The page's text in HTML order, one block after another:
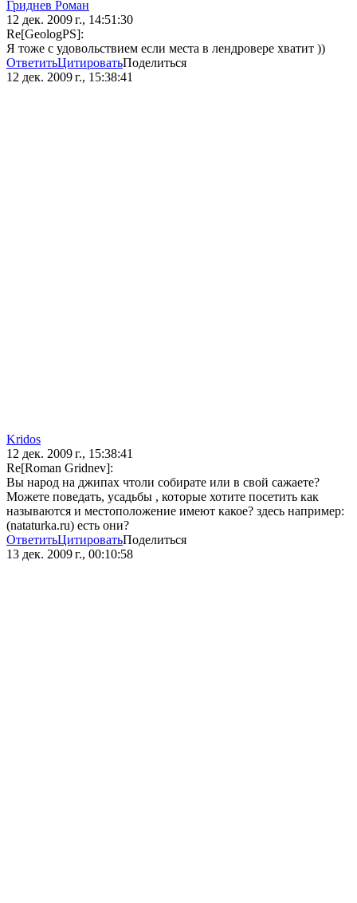
Гриднев Роман
12 дек. 2009 г., 14:51:30
Re[GeologPS]:
Я тоже с удовольствием если места в лендровере хватит ))
ОтветитьЦитироватьПоделиться
12 дек. 2009 г., 15:38:41
Kridos
12 дек. 2009 г., 15:38:41
Re[Roman Gridnev]:
Вы народ на джипах чтоли собирате или в свой сажаете?
Можете поведать, усадьбы , которые хотите посетить как
называются и местоположение имеют какое? здесь например:
(nataturka.ru) есть они?
ОтветитьЦитироватьПоделиться
13 дек. 2009 г., 00:10:58